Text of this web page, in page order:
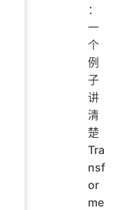
：
一
个
例
子
讲
清
楚
Tra
nsf
or
me